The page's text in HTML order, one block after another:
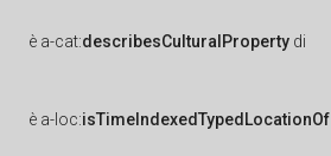
è a-cat:describesCulturalProperty di
è a-loc:isTimeIndexedTypedLocationOf